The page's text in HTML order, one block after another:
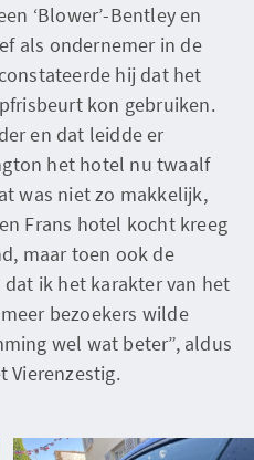
‘Blower’-Bentley en
als ondernemer in de
hij dat het
kon gebruiken.
en dat leidde er
het hotel nu twaalf
was niet zo makkelijk,
Frans hotel kocht kreeg
maar toen ook de
ik het karakter van het
bezoekers wilde
wel wat beter”, aldus
Vierenzestig.